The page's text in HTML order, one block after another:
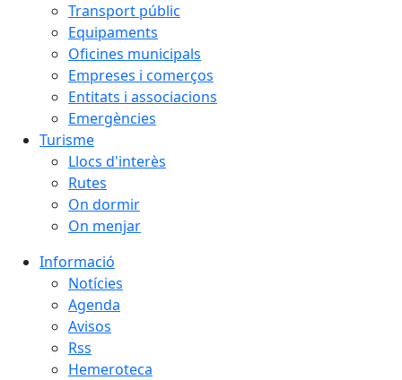
Transport públic
Equipaments
Oficines municipals
Empreses i comerços
Entitats i associacions
Emergències
Turisme
Llocs d'interès
Rutes
On dormir
On menjar
Informació
Notícies
Agenda
Avisos
Rss
Hemeroteca